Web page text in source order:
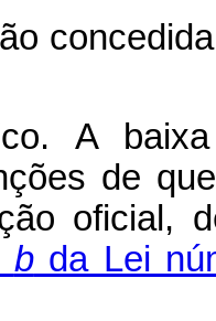
A
de
oficial,
bda Lei